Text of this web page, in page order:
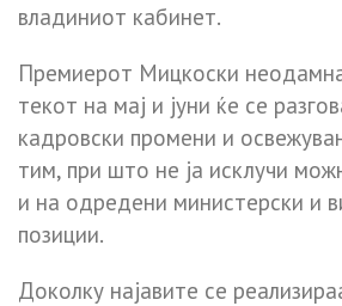
владиниот кабинет.
Премиерот Мицкоски
текот на мај и јуни ќе се
кадровски промени и
тим, при што не ја исклучи
и на одредени министерски и
позиции.
Доколку најавите се